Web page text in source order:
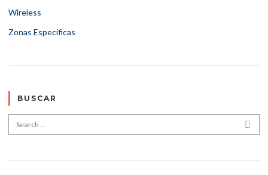
Wireless
Zonas Específicas
BUSCAR
Search for: